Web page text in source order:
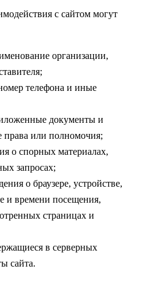
с сайтом могут
организации,
телефона и иные
документы и
права или полномочия;
о спорных материалах,
запросах;
о браузере, устройстве,
и времени посещения,
страницах и
в серверных
сайта.